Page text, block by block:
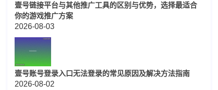
壹号链接平台与其他推广工具的区别与优势，选择最适合
你的游戏推广方案
2026-08-03
壹号账号登录入口无法登录的常见原因及解决方法指南
2026-08-02